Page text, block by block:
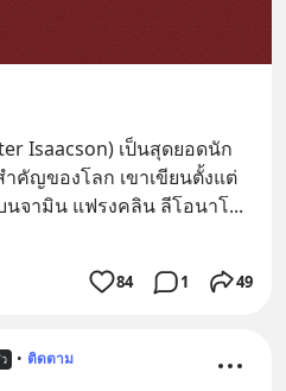
Isaacson) เป็นสุดยอดนัก
คัญของโลก เขาเขียนตั้งแต่
นจามิน แฟรงคลิน ลีโอนาโ
84 1 49
• ติดตาม